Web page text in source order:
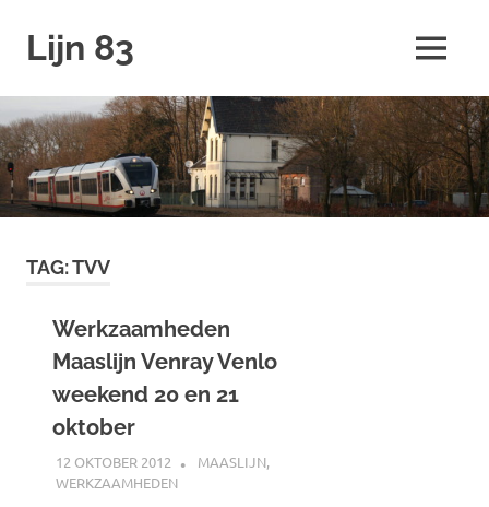
naar
inhoud
Lijn 83 MENU
TAG:TVV
Werkzaamheden
Maaslijn Venray Venlo
weekend 20 en 21
oktober
12 OKTOBER 2012 JOHAN
MAASLIJN,
WERKZAAMHEDEN